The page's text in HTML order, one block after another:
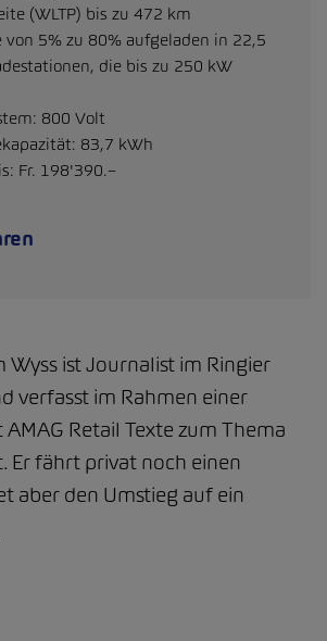
(WLTP) bis zu 472 km
von 5% zu 80% aufgeladen in 22,5
die bis zu 250 kW
800 Volt
83,7 kWh
Fr. 198'390.–
Wyss ist Journalist im Ringier
verfasst im Rahmen einer
Retail Texte zum Thema
Er fährt privat noch einen
aber den Umstieg auf ein